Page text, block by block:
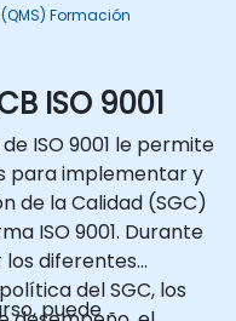
Formación
ISO 9001
ISO 9001 le permite
para implementar y
de la Calidad (SGC)
ISO 9001. Durante
diferentes
del SGC, los
puede